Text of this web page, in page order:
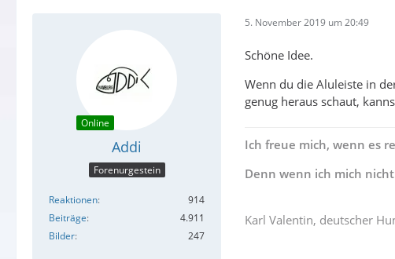
Online
Addi
Forenurgestein
Reaktionen
914
Beiträge
4.911
Bilder
247
5. November 2019 um 20:49
Schöne Idee.
Wenn du die Aluleiste in
genug heraus schaut,
Ich freue mich, wenn es
Denn wenn ich mich
Karl Valentin, deutscher